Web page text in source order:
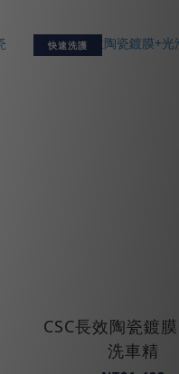
快速洗護
CSC長效陶瓷鍍
洗車精